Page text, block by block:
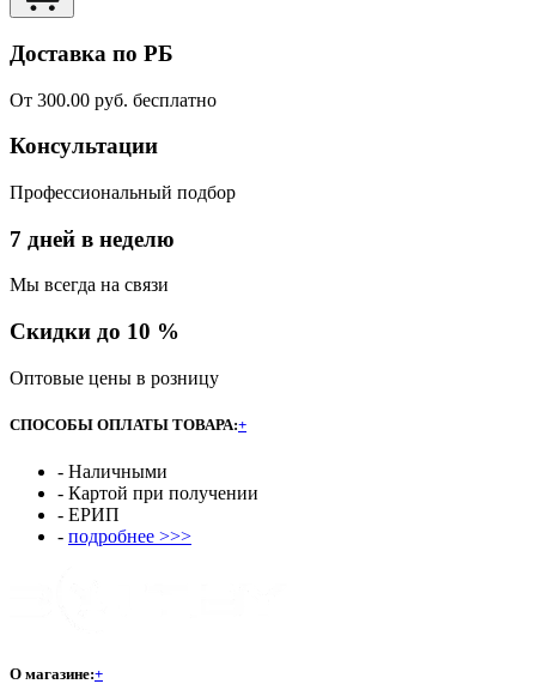
Доставка по РБ
От 300.00 руб. бесплатно
Консультации
Профессиональный подбор
7 дней в неделю
Мы всегда на связи
Скидки до 10 %
Оптовые цены в розницу
СПОСОБЫ ОПЛАТЫ ТОВАРА:+
- Наличными
- Картой при получении
- ЕРИП
- подробнее >>>
О магазине:+